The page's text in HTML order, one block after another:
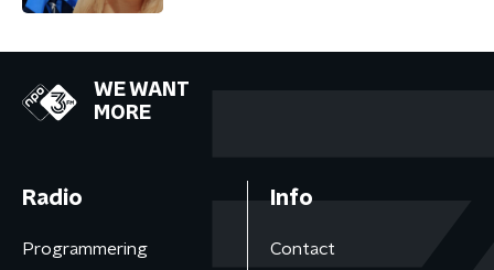
WE WANT
MORE
Radio
Programmering
Info
Contact